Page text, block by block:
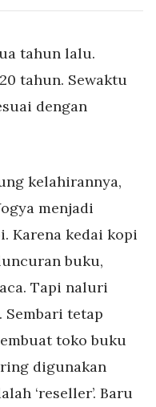
tahun lalu.
tahun. Sewaktu
dengan
kelahirannya,
menjadi
Karena kedai kopi
buku,
Tapi naluri
Sembari tetap
toko buku
digunakan
‘reseller’. Baru